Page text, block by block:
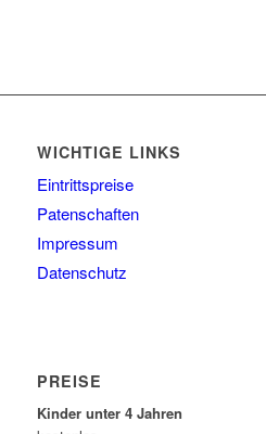
WICHTIGE LINKS
Eintrittspreise
Patenschaften
Impressum
Datenschutz
PREISE
Kinder unter 4 Jahren